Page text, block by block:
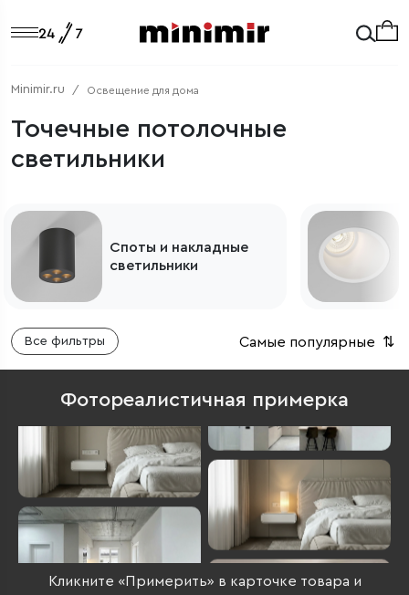
Minimir.ru Освещение для дома
Точечные потолочные
светильники
Споты и накладные
светильники
Все фильтры Самые популярные ⇅
Фотореалистичная примерка
Кликните «Примерить» в карточке товара и